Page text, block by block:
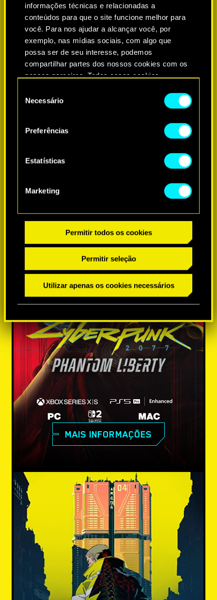
informações técnicas e relacionadas a
conteúdos para que o site funcione melhor para
você. Para nos ajudar a alcançar você, por
exemplo, nas mídias sociais, com algo que
possa ser de seu interesse, podemos
compartilhar partes dos nossos cookies com os
nossos parceiros. Todos esses cookies
entanto.
Você encontrará todos os detalhes sobre o uso
de cookies e poderá ajustar as suas preferências
Necessário
Preferências
Estatísticas
Marketing
Permitir todos os cookies
Permitir seleção
Utilizar apenas os cookies necessários
MAIS INFORMAÇÕES